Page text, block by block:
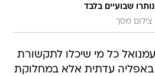
שבועיים בלבד
מסך
כל מי שיכלו לתקשורת
באפליה עדתית אלא במחלוקת